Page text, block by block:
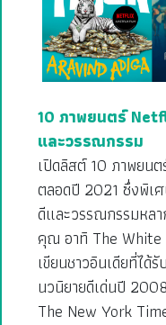
10 ภาพยนตร์
และวรรณกรรม
เปิดลิสต์ 10 ภาพยน
ตลอดปี 2021 ซึ่งพิเ
ดีและวรรณกรรมหลา
คุณ อาทิ The White
เขียนชาวอินเดียที่ได้
นวนิยายดีเด่นปี
The New York